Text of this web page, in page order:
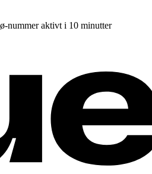
nummer aktivt i 10 minutter